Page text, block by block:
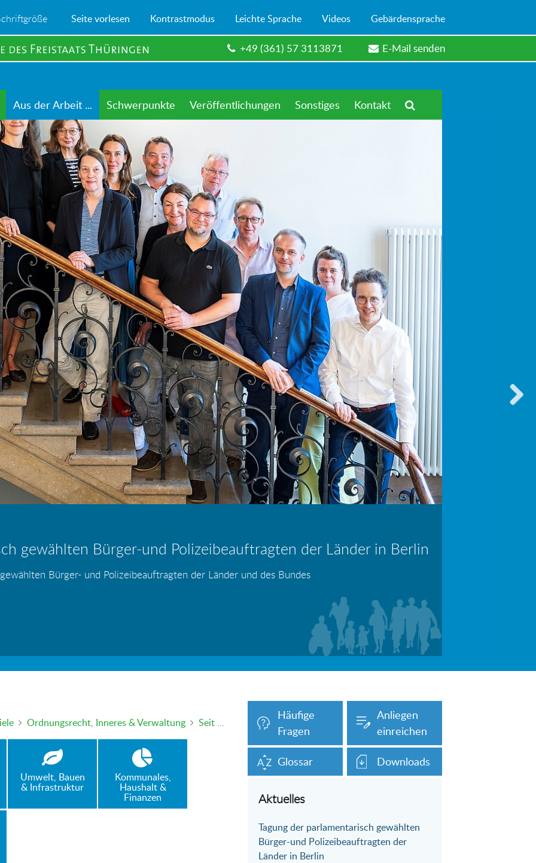
Seite vorlesen Kontrastmodus Leichte Sprache Videos Gebärdensprache
+49 (361) 57 3113871 E-Mail senden
Aus der Arbeit ... Schwerpunkte Veröffentlichungen Sonstiges Kontakt
gewählten Bürger-und Polizeibeauftragten der Länder in Berlin
Bürger- und Polizeibeauftragten der Länder und des Bundes
Information: Die Wohngeldstelle darf Nachweise über Bemühungen zur Aufnahme einer Erwerbstätigkeit fordern
– wer haftet für die Folgen?
Blei - gefährlich und inzwischen auch verboten!
mündlich an die Bürgerbeauftragte wenden. Nutzen Sie auch unser Onlineformular auf dieser
Ordnungsrecht, Inneres & Verwaltung Seit 44 Jahren in Deutschland und dennoch zur Bundestagswahl nicht rechtzeitig eingebürgert - ein Beispiel für Verwaltungshandeln, wie es nicht sein soll !
Umwelt, Bauen
& Infrastruktur
Kommunales,
Haushalt &
Finanzen
Häufige
Fragen
Anliegen
einreichen
Glossar Downloads
Aktuelles
Tagung der parlamentarisch gewählten
Bürger-und Polizeibeauftragten der
Länder in Berlin